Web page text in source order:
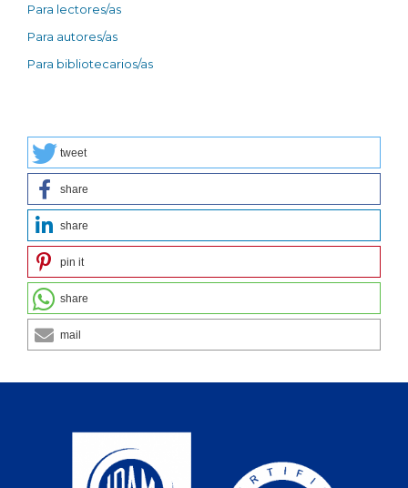
Para lectores/as
Para autores/as
Para bibliotecarios/as
tweet
share
share
pin it
share
mail